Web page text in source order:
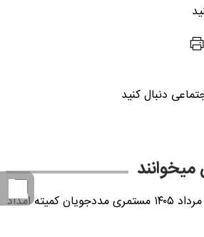
دنبال کنید
خبر فوری؛ برنامه واریزی مرداد ۱۴۰۵ مستمری مددجویان کمیته امداد